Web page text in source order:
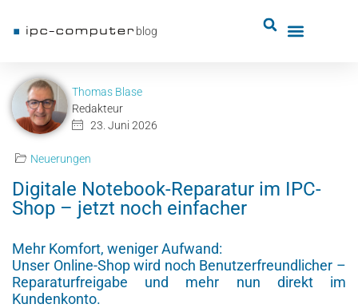
blog
Thomas Blase
Redakteur
23. Juni 2026
Neuerungen
Digitale Notebook-Reparatur im IPC-
Shop – jetzt noch einfacher
Mehr Komfort, weniger Aufwand:
Unser Online-Shop wird noch Benutzerfreundlicher –
Reparaturfreigabe und mehr nun direkt im
Kundenkonto.